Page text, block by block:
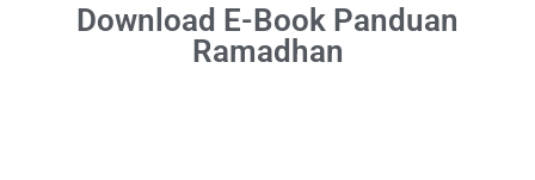
Download E-Book Panduan
Ramadhan